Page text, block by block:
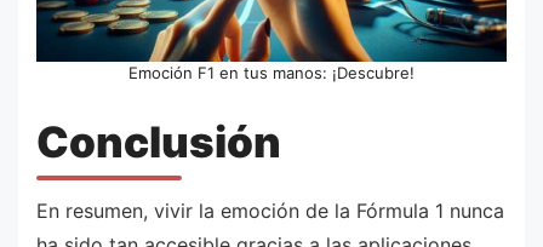
Emoción F1 en tus manos: ¡Descubre!
Conclusión
En resumen, vivir la emoción de la Fórmula 1 nunca